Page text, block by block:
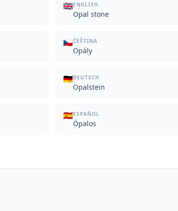
🇬🇧ENGLISH
Opal stone
🇨🇿ČEŠTINA
Opály
🇩🇪DEUTSCH
Opalstein
🇪🇸ESPAÑOL
Ópalos